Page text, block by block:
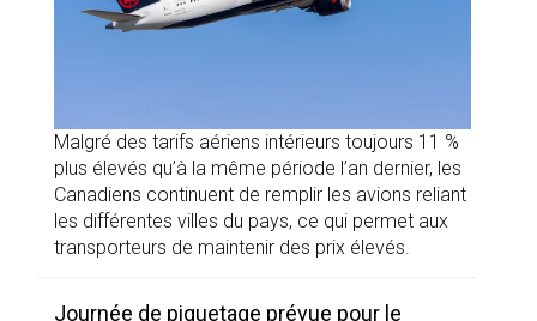
Malgré des tarifs aériens intérieurs toujours 11 %
plus élevés qu’à la même période l’an dernier, les
Canadiens continuent de remplir les avions reliant
les différentes villes du pays, ce qui permet aux
transporteurs de maintenir des prix élevés.
Journée de piquetage prévue pour le